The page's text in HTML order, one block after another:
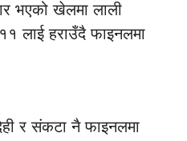
भएको खेलमा लाली
लाई हराउँदै फाइनलमा
र संकटा नै फाइनलमा